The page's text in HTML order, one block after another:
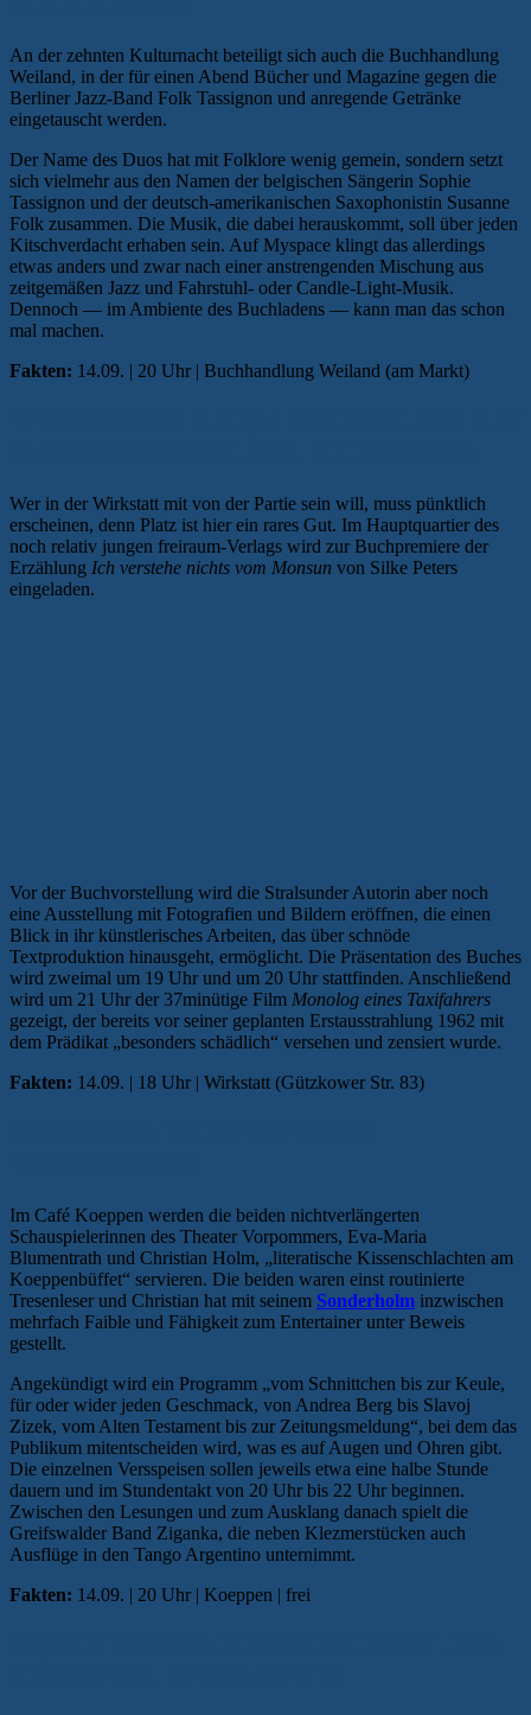
An der zehnten Kulturnacht beteiligt sich auch die Buchhandlung
Weiland, in der für einen Abend Bücher und Magazine gegen die
Berliner Jazz-Band Folk Tassignon und anregende Getränke
eingetauscht werden.
Der Name des Duos hat mit Folklore wenig gemein, sondern setzt
sich vielmehr aus den Namen der belgischen Sängerin Sophie
Tassignon und der deutsch-amerikanischen Saxophonistin Susanne
Folk zusammen. Die Musik, die dabei herauskommt, soll über jeden
Kitschverdacht erhaben sein. Auf Myspace klingt das allerdings
etwas anders und zwar nach einer anstrengenden Mischung aus
zeitgemäßen Jazz und Fahrstuhl- oder Candle-Light-Musik.
Dennoch — im Ambiente des Buchladens — kann man das schon
mal machen.
Fakten: 14.09. | 20 Uhr | Buchhandlung Weiland (am Markt)
Wer in der Wirkstatt mit von der Partie sein will, muss pünktlich
erscheinen, denn Platz ist hier ein rares Gut. Im Hauptquartier des
noch relativ jungen freiraum-Verlags wird zur Buchpremiere der
Erzählung Ich verstehe nichts vom Monsun von Silke Peters
eingeladen.
Vor der Buchvorstellung wird die Stralsunder Autorin aber noch
eine Ausstellung mit Fotografien und Bildern eröffnen, die einen
Blick in ihr künstlerisches Arbeiten, das über schnöde
Textproduktion hinausgeht, ermöglicht. Die Präsentation des Buches
wird zweimal um 19 Uhr und um 20 Uhr stattfinden. Anschließend
wird um 21 Uhr der 37minütige Film Monolog eines Taxifahrers
gezeigt, der bereits vor seiner geplanten Erstausstrahlung 1962 mit
dem Prädikat „besonders schädlich“ versehen und zensiert wurde.
Fakten: 14.09. | 18 Uhr | Wirkstatt (Gützkower Str. 83)
Im Café Koeppen werden die beiden nichtverlängerten
Schauspielerinnen des Theater Vorpommers, Eva-Maria
Blumentrath und Christian Holm, „literatische Kissenschlachten am
Koeppenbüffet“ servieren. Die beiden waren einst routinierte
Tresenleser und Christian hat mit seinem Sonderholm inzwischen
mehrfach Faible und Fähigkeit zum Entertainer unter Beweis
gestellt.
Angekündigt wird ein Programm „vom Schnittchen bis zur Keule,
für oder wider jeden Geschmack, von Andrea Berg bis Slavoj
Zizek, vom Alten Testament bis zur Zeitungsmeldung“, bei dem das
Publikum mitentscheiden wird, was es auf Augen und Ohren gibt.
Die einzelnen Versspeisen sollen jeweils etwa eine halbe Stunde
dauern und im Stundentakt von 20 Uhr bis 22 Uhr beginnen.
Zwischen den Lesungen und zum Ausklang danach spielt die
Greifswalder Band Ziganka, die neben Klezmerstücken auch
Ausflüge in den Tango Argentino unternimmt.
Fakten: 14.09. | 20 Uhr | Koeppen | frei